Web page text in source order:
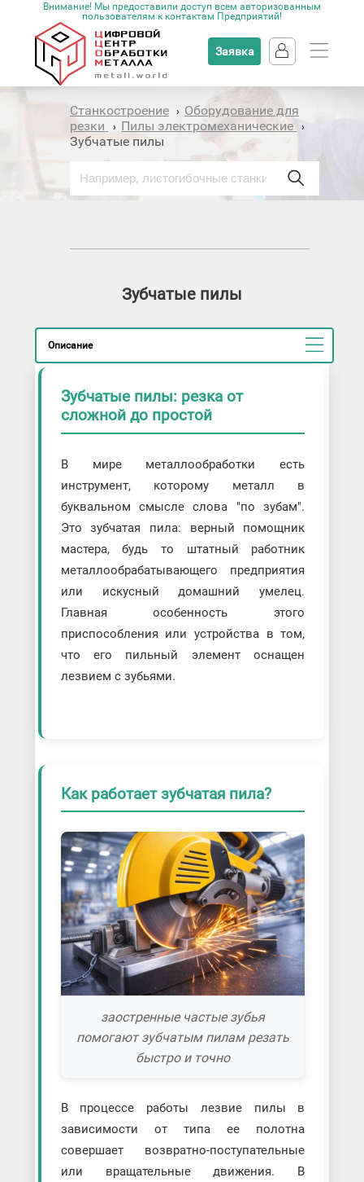
Внимание! Мы предоставили доступ всем авторизованным
пользователям к контактам Предприятий!
Заявка
Станкостроение › Оборудование для
резки
› Пилы электромеханические ›
Зубчатые пилы
Зубчатые пилы
Описание
Зубчатые пилы: резка от
сложной до простой
В мире металлообработки есть
инструмент, которому металл в
буквальном смысле слова "по зубам".
Это зубчатая пила: верный помощник
мастера, будь то штатный работник
металлообрабатывающего предприятия
или искусный домашний умелец.
Главная особенность этого
приспособления или устройства в том,
что его пильный элемент оснащен
лезвием с зубьями.
Как работает зубчатая пила?
заостренные частые зубья
помогают зубчатым пилам резать
быстро и точно
В процессе работы лезвие пилы в
зависимости от типа ее полотна
совершает возвратно-поступательные
или вращательные движения. В